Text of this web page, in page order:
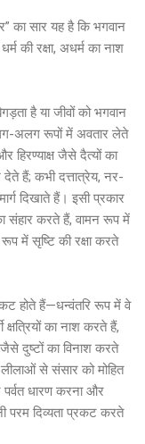
का सार यह है कि भगवान
की रक्षा, अधर्म का नाश
है या जीवों को भगवान
अलग रूपों में अवतार लेते
जैसे दैत्यों का
हैं; कभी दत्तात्रेय, नर-
दिखाते हैं। इसी प्रकार
संहार करते हैं, वामन रूप में
में सृष्टि की रक्षा करते
होते हैं—धन्वंतरि रूप में वे
क्षत्रियों का नाश करते हैं,
दुष्टों का विनाश करते
से संसार को मोहित
धारण करना और
दिव्यता प्रकट करते